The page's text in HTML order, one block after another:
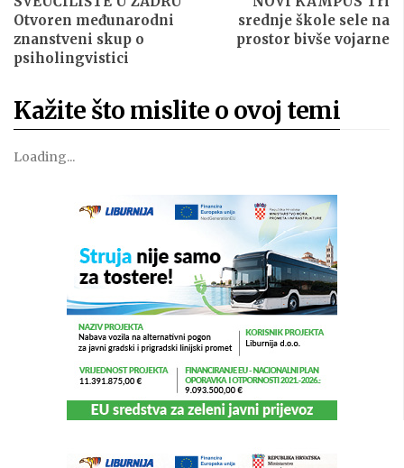
Otvoren međunarodni
znanstveni skup o
psiholingvistici
srednje škole sele na
prostor bivše vojarne
Kažite što mislite o ovoj temi
Loading...